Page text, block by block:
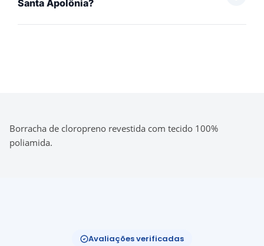
Santa Apolônia?
Borracha de cloropreno revestida com tecido 100%
poliamida.
Avaliações verificadas